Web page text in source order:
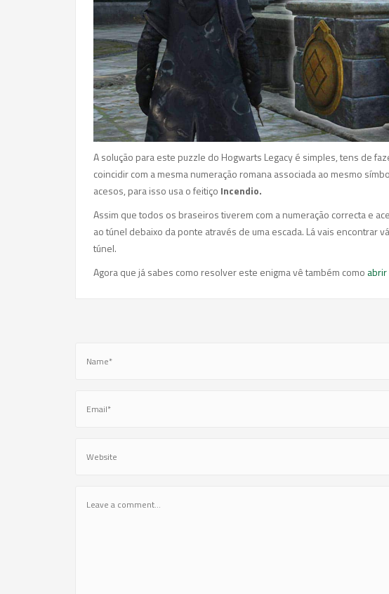
A solução para este puzzle do Hogwarts Legacy é simples, tens de
coincidir com a mesma numeração romana associada ao mesmo
acesos, para isso usa o feitiço Incendio.
Assim que todos os braseiros tiverem com a numeração correcta e
ao túnel debaixo da ponte através de uma escada. Lá vais encontrar
túnel.
Agora que já sabes como resolver este enigma vê também como